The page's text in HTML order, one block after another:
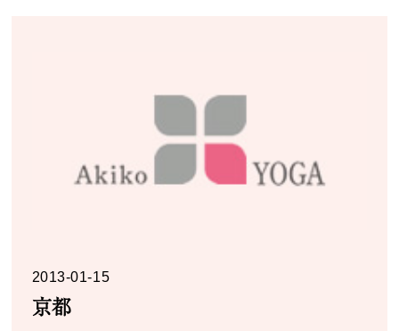
2013-01-15
京都